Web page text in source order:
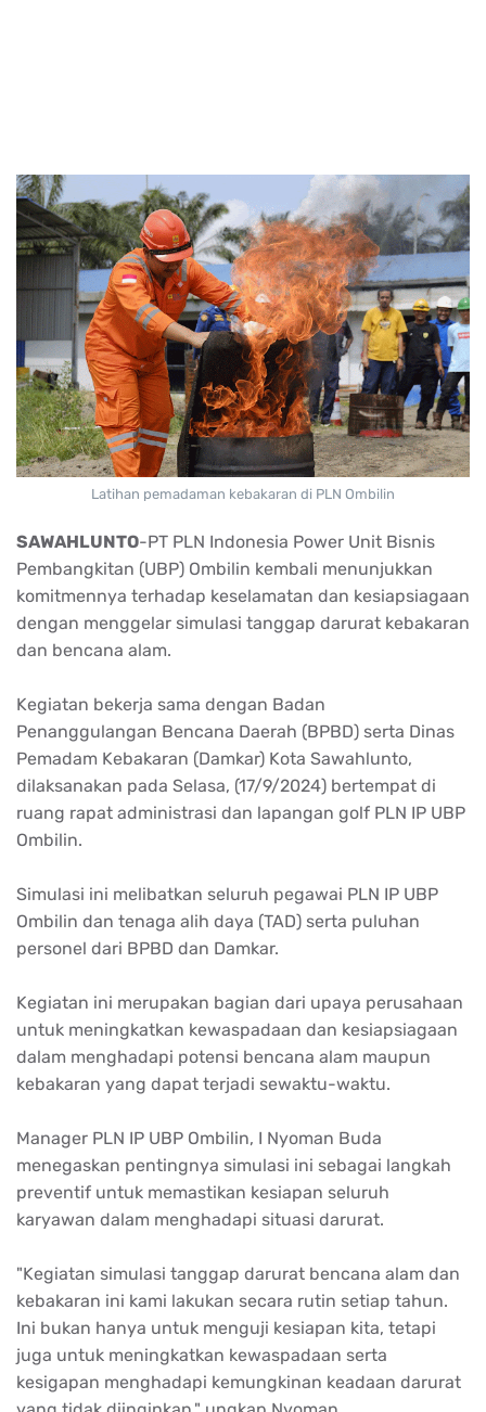
Latihan pemadaman kebakaran di PLN Ombilin
SAWAHLUNTO-PT PLN Indonesia Power Unit Bisnis
Pembangkitan (UBP) Ombilin kembali menunjukkan
komitmennya terhadap keselamatan dan kesiapsiagaan
dengan menggelar simulasi tanggap darurat kebakaran
dan bencana alam.
Kegiatan bekerja sama dengan Badan
Penanggulangan Bencana Daerah (BPBD) serta Dinas
Pemadam Kebakaran (Damkar) Kota Sawahlunto,
dilaksanakan pada Selasa, (17/9/2024) bertempat di
ruang rapat administrasi dan lapangan golf PLN IP UBP
Ombilin.
Simulasi ini melibatkan seluruh pegawai PLN IP UBP
Ombilin dan tenaga alih daya (TAD) serta puluhan
personel dari BPBD dan Damkar.
Kegiatan ini merupakan bagian dari upaya perusahaan
untuk meningkatkan kewaspadaan dan kesiapsiagaan
dalam menghadapi potensi bencana alam maupun
kebakaran yang dapat terjadi sewaktu-waktu.
Manager PLN IP UBP Ombilin, I Nyoman Buda
menegaskan pentingnya simulasi ini sebagai langkah
preventif untuk memastikan kesiapan seluruh
karyawan dalam menghadapi situasi darurat.
"Kegiatan simulasi tanggap darurat bencana alam dan
kebakaran ini kami lakukan secara rutin setiap tahun.
Ini bukan hanya untuk menguji kesiapan kita, tetapi
juga untuk meningkatkan kewaspadaan serta
kesigapan menghadapi kemungkinan keadaan darurat